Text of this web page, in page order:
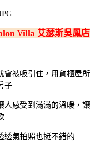
Villa 艾瑟斯吳鳳店
會被吸引住，用貨櫃屋所
子
人感受到滿滿的溫暖，讓
透氣拍照也挺不錯的